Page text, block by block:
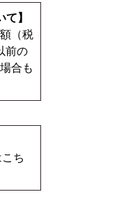
】
（税
前の
合も
ち